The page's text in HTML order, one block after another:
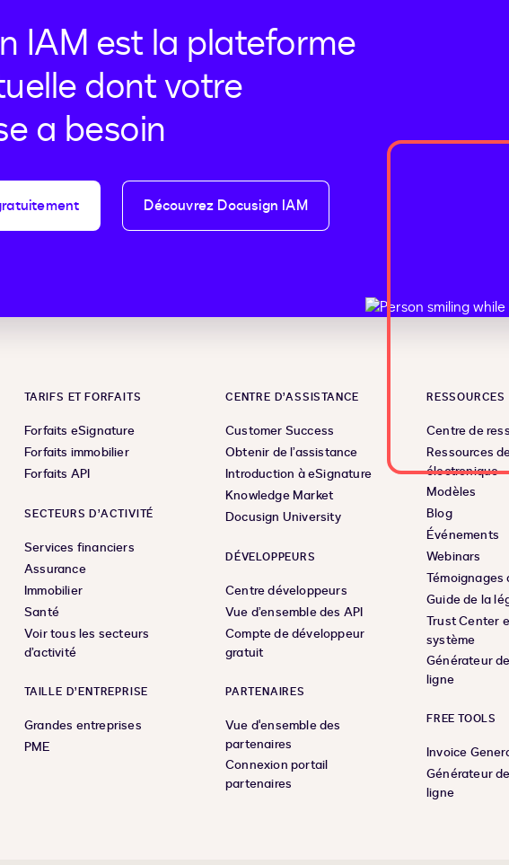
IAM est la plateforme
dont votre
a besoin
Découvrez Docusign IAM
TARIFS ET FORFAITS
Forfaits eSignature
Forfaits immobilier
Forfaits API
SECTEURS D’ACTIVITÉ
Services financiers
Assurance
Immobilier
Santé
Voir tous les secteurs
d’activité
TAILLE D’ENTREPRISE
Grandes entreprises
PME
CENTRE D’ASSISTANCE
Customer Success
Obtenir de l’assistance
Introduction à eSignature
Knowledge Market
Docusign University
DÉVELOPPEURS
Centre développeurs
Vue d’ensemble des API
Compte de développeur
gratuit
PARTENAIRES
Vue d'ensemble des
partenaires
Connexion portail
partenaires
RESSOURCES
Centre de
Ressources
électronique
Modèles
Blog
Événements
Webinars
Témoignages
Guide de la
Trust Center
système
Générateur
ligne
FREE TOOLS
Invoice
Générateur
ligne